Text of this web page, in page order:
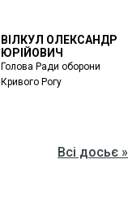
ВІЛКУЛ ОЛЕКСАНДР
ЮРІЙОВИЧ
Голова Ради оборони
Кривого Рогу
Всі досьє »